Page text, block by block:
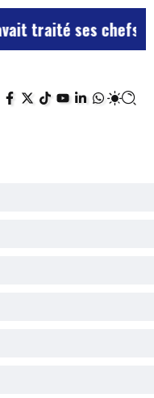
chefs de “chiens”Le